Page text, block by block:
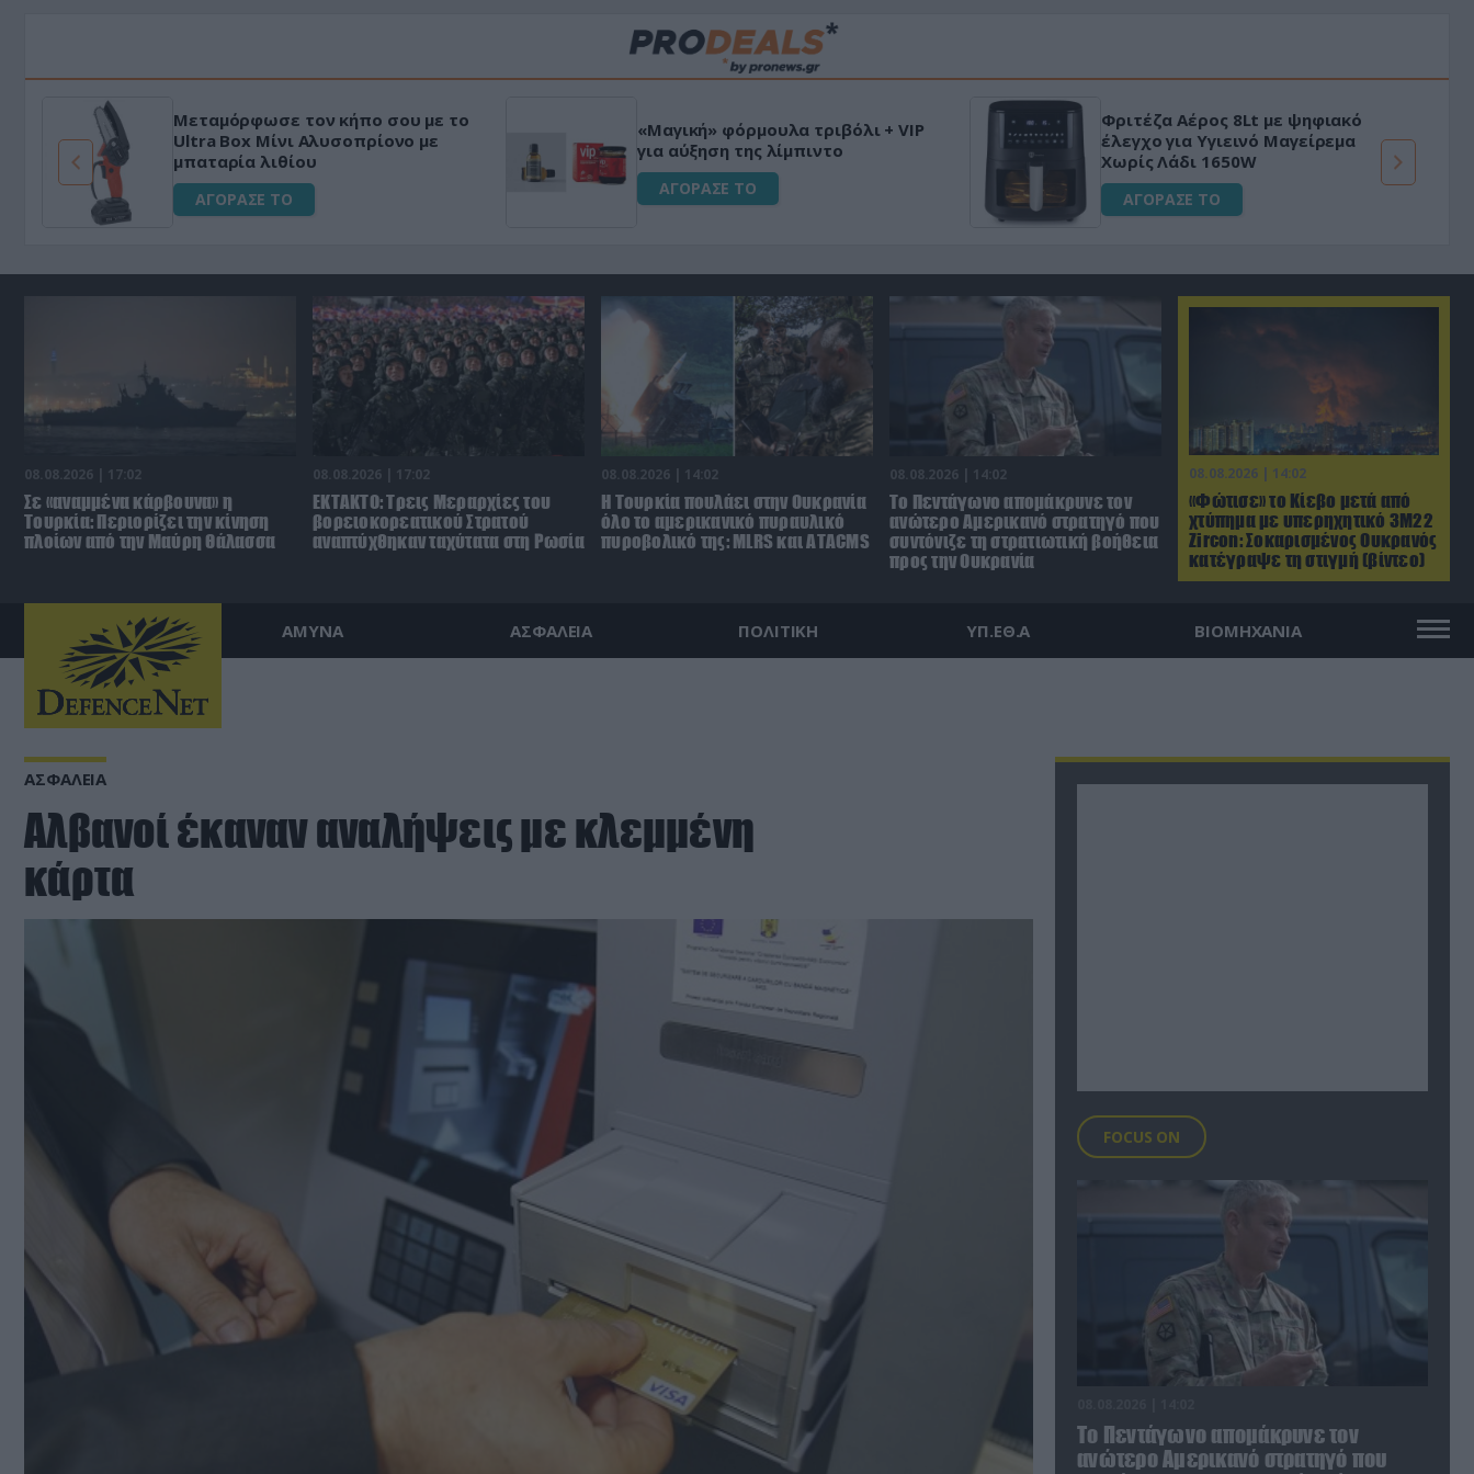
Μεταμόρφωσε τον κήπο σου με το
Ultra Box Μίνι Αλυσοπρίονο με
μπαταρία λιθίου
ΑΓΟΡΑΣΕ ΤΟ
«Μαγική» φόρμουλα τριβόλι + VIP
για αύξηση της λίμπιντο
ΑΓΟΡΑΣΕ ΤΟ
Φριτέζα Αέρος 8Lt με ψηφιακό
έλεγχο για Υγιεινό Μαγείρεμα
Χωρίς Λάδι 1650W
ΑΓΟΡΑΣΕ ΤΟ
08.08.2026 | 14:02
«Φώτισε» το Κίεβο μετά από
χτύπημα με υπερηχητικό 3M22
Zircon: Σοκαρισμένος Ουκρανός
κατέγραψε τη στιγμή (βίντεο)
08.08.2026 | 17:02
Σε «αναμμένα κάρβουνα» η
Τουρκία: Περιορίζει την κίνηση
πλοίων από την Μαύρη Θάλασσα
08.08.2026 | 17:02
ΕΚΤΑΚΤΟ: Τρεις Μεραρχίες του
βορειοκορεατικού Στρατού
αναπτύχθηκαν ταχύτατα στη Ρωσία
08.08.2026 | 14:02
Η Τουρκία πουλάει στην Ουκρανία
όλο το αμερικανικό πυραυλικό
πυροβολικό της: MLRS και ΑΤΑCMS
08.08.2026 | 14:02
Το Πεντάγωνο απομάκρυνε τον
ανώτερο Αμερικανό στρατηγό που
συντόνιζε τη στρατιωτική βοήθεια
προς την Ουκρανία
ΑΜΥΝΑ ΑΣΦΑΛΕΙΑ ΠΟΛΙΤΙΚΗ ΥΠ.ΕΘ.Α ΒΙΟΜΗΧΑΝΙΑ
ΑΣΦΑΛΕΙΑ
Αλβανοί έκαναν αναλήψεις με κλεμμένη
κάρτα
FOCUS ON
Το Πεντάγωνο απομάκρυνε τον
ανώτερο Αμερικανό στρατηγό που